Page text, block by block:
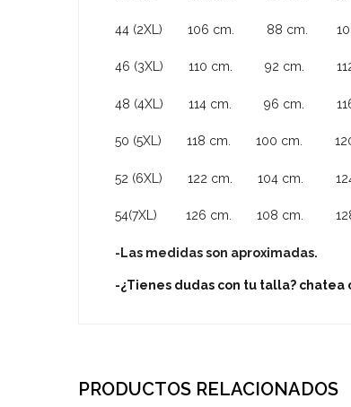
44 (2XL) 106 cm. 88 cm.
46 (3XL) 110 cm. 92 cm. 112
48 (4XL) 114 cm. 96 cm. 116
50 (5XL) 118 cm. 100 cm. 120
52 (6XL) 122 cm. 104 cm. 124
54(7XL) 126 cm. 108 cm. 128
-Las medidas son aproximadas.
-¿Tienes dudas con tu talla?
PRODUCTOS RELACIONADOS